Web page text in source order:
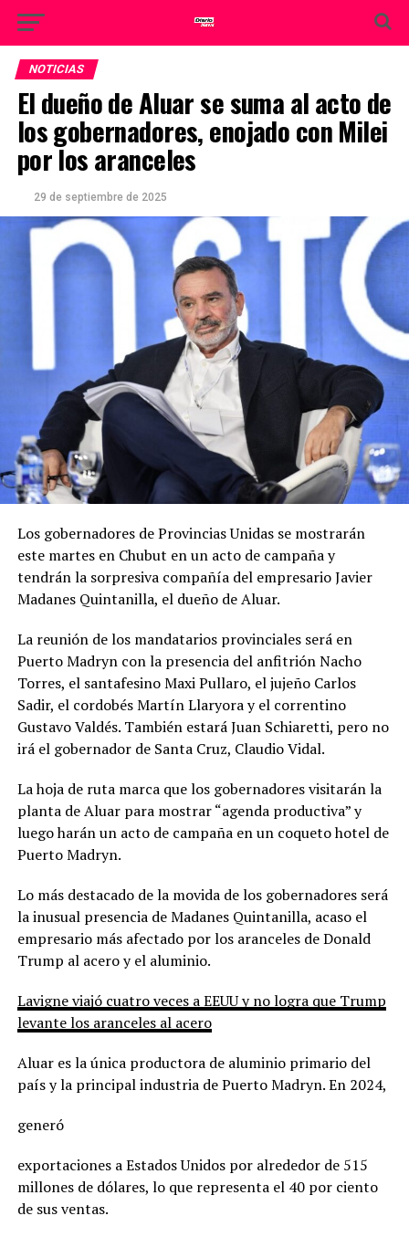
NOTICIAS
El dueño de Aluar se suma al acto de
los gobernadores, enojado con Milei
por los aranceles
29 de septiembre de 2025
Los gobernadores de Provincias Unidas se mostrarán
este martes en Chubut en un acto de campaña y
tendrán la sorpresiva compañía del empresario Javier
Madanes Quintanilla, el dueño de Aluar.
La reunión de los mandatarios provinciales será en
Puerto Madryn con la presencia del anfitrión Nacho
Torres, el santafesino Maxi Pullaro, el jujeño Carlos
Sadir, el cordobés Martín Llaryora y el correntino
Gustavo Valdés. También estará Juan Schiaretti, pero no
irá el gobernador de Santa Cruz, Claudio Vidal.
La hoja de ruta marca que los gobernadores visitarán la
planta de Aluar para mostrar “agenda productiva” y
luego harán un acto de campaña en un coqueto hotel de
Puerto Madryn.
Lo más destacado de la movida de los gobernadores será
la inusual presencia de Madanes Quintanilla, acaso el
empresario más afectado por los aranceles de Donald
Trump al acero y el aluminio.
Lavigne viajó cuatro veces a EEUU y no logra que Trump
levante los aranceles al acero
Aluar es la única productora de aluminio primario del
país y la principal industria de Puerto Madryn. En 2024,
generó
exportaciones a Estados Unidos por alrededor de 515
millones de dólares, lo que representa el 40 por ciento
de sus ventas.